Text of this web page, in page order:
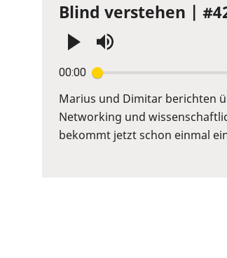
Blind verstehen |
00:00
Enter
or
Space
to
Marius und Dimitar berichten
Networking und
bekommt jetzt schon einmal